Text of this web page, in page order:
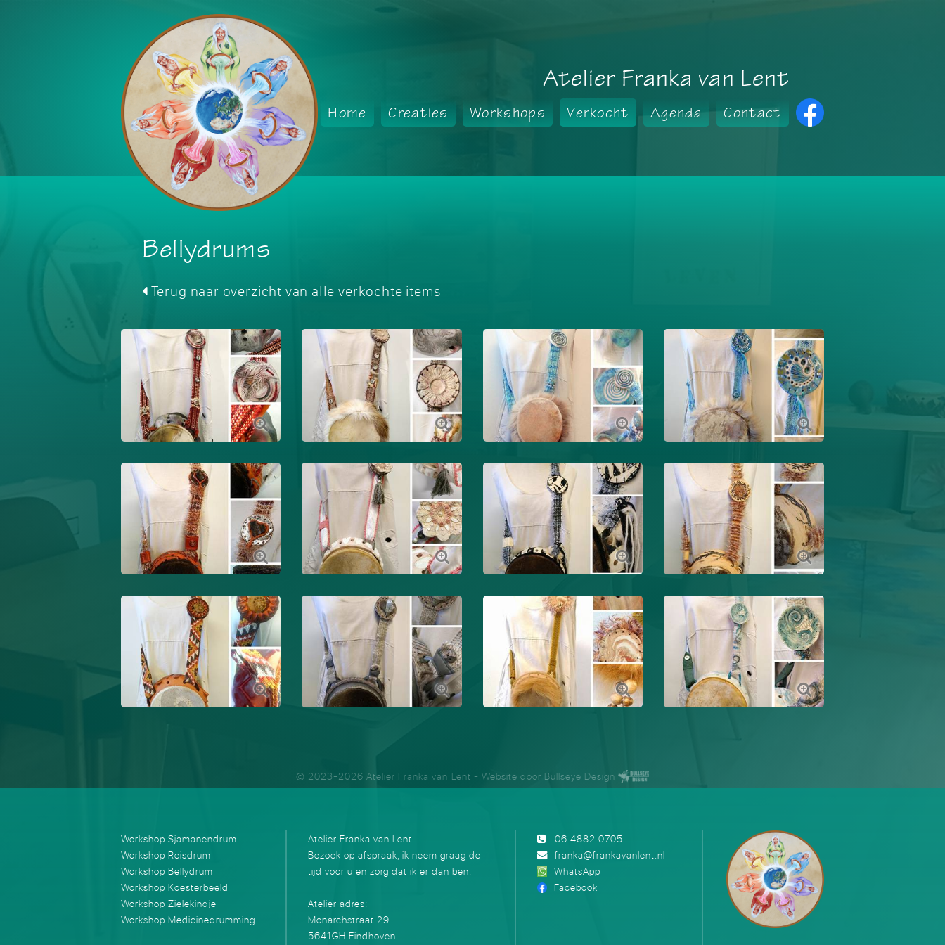
Atelier Franka van Lent
Home Creaties Workshops Verkocht Agenda Contact
Bellydrums
Terug naar overzicht van alle verkochte items
© 2023-2026 Atelier Franka van Lent - Website door Bullseye Design
Workshop Sjamanendrum
Workshop Reisdrum
Workshop Bellydrum
Workshop Koesterbeeld
Workshop Zielekindje
Workshop Medicinedrumming
Atelier Franka van Lent
Bezoek op afspraak, ik neem graag de
tijd voor u en zorg dat ik er dan ben.
Atelier adres:
Monarchstraat 29
5641GH Eindhoven
06 4882 0705
franka@frankavanlent.nl
WhatsApp
Facebook